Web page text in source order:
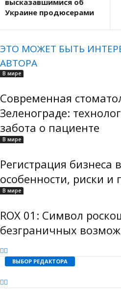
высказавшимися об
Украине продюсерами
ЭТО МОЖЕТ БЫТЬ
АВТОРА
В мире
Современная
Зеленограде:
забота о пациенте
В мире
Регистрация бизнеса
особенности, риски и
В мире
ROX 01: Символ
безграничных
ВЫБОР РЕДАКТОРА